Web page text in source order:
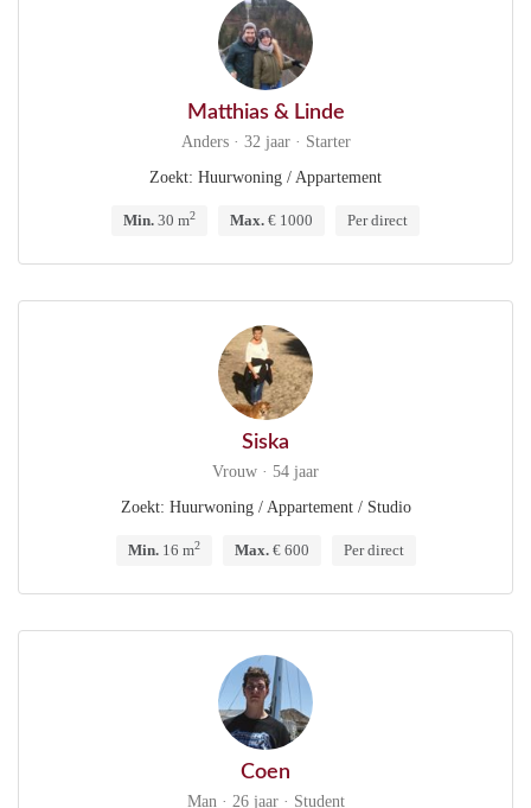
Matthias & Linde
Anders · 32 jaar · Starter
Zoekt: Huurwoning / Appartement
Min. 30 m2 Max. € 1000 Per direct
Siska
Vrouw · 54 jaar
Zoekt: Huurwoning / Appartement / Studio
Min.16 m2 Max.€ 600 Per direct
Coen
Man · 26 jaar · Student